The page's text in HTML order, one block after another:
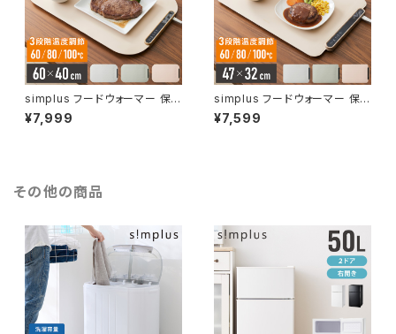
simplus フードウォーマー 保
温プレート プレート6枚用 ホッ
トプレート 食事マット シリコン
温機
¥7,999
simplus フードウォーマー 保
温プレート プレート4枚用 ホッ
トプレート 食事マット シリコン
¥7,599
その他の商品